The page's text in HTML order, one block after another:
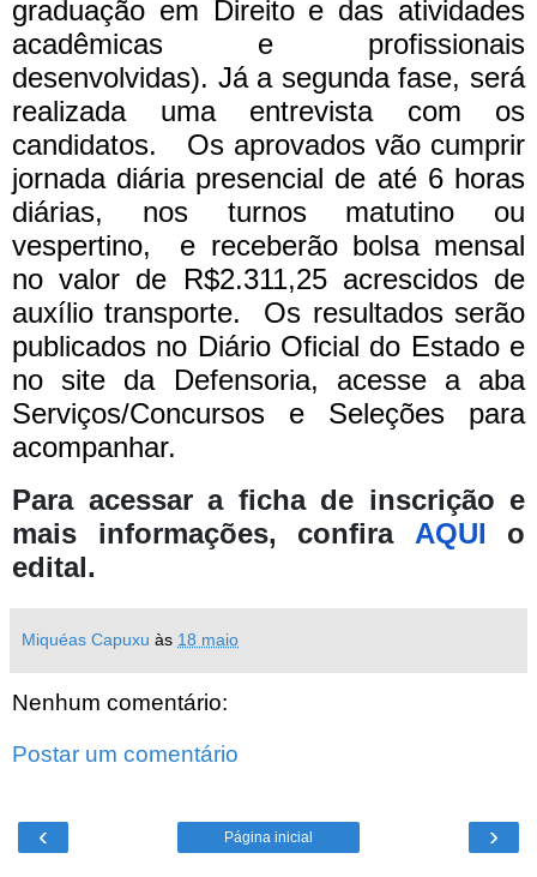
graduação em Direito e das atividades
acadêmicas e profissionais
desenvolvidas). Já a segunda fase, será
realizada uma entrevista com os
candidatos.
Os aprovados vão cumprir
jornada diária presencial de até 6 horas
diárias, nos turnos matutino ou
vespertino, e receberão bolsa mensal
no valor de R$2.311,25 acrescidos de
auxílio transporte.
Os resultados serão
publicados no Diário Oficial do Estado e
no site da Defensoria, acesse a aba
Serviços/Concursos e Seleções para
acompanhar.
Para acessar a ficha de inscrição e
mais informações, confira AQUI o
edital.
Miquéas Capuxu às 18 maio
Nenhum comentário:
Postar um comentário
‹ ›
Página inicial